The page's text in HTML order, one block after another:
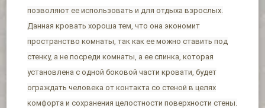
позволяют ее использовать и для отдыха взрослых.
Данная кровать хороша тем, что она экономит
пространство комнаты, так как ее можно ставить под
стенку, а не посреди комнаты, а ее спинка, которая
установлена с одной боковой части кровати, будет
ограждать человека от контакта со стеной в целях
комфорта и сохранения целостности поверхности стены.